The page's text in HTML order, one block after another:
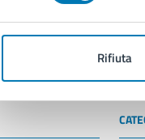
Rifiuta
Comune